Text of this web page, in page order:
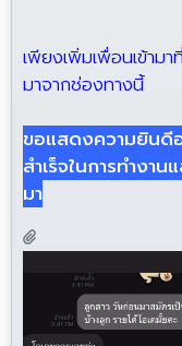
เพียงเพิ่มเพื่อนเข้าม
มาจากช่องทางนี้
ขอแสดงความยินดี
สำเร็จในการทำงาน
มา